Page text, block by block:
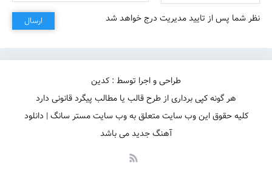
نظر شما پس از تایید مدیریت درج خواهد شد ارسال
طراحی و اجرا توسط : کدین
هر گونه کپی برداری از طرح قالب یا مطالب پیگرد قانونی دارد
کلیه حقوق این وب سایت متعلق به وب سایت مستر سانگ | دانلود
آهنگ جدید می باشد